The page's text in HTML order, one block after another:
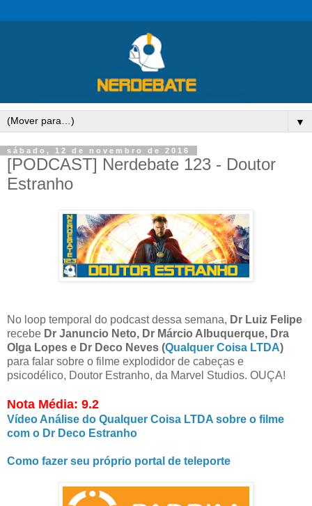
▼
sábado, 12 de novembro de 2016
[PODCAST] Nerdebate 123 - Doutor
Estranho
No loop temporal do podcast dessa semana, Dr Luiz Felipe
recebe Dr Januncio Neto, Dr Márcio Albuquerque, Dra
Olga Lopes e Dr Deco Neves (Qualquer Coisa LTDA)
para falar sobre o filme explodidor de cabeças e
psicodélico, Doutor Estranho, da Marvel Studios. OUÇA!
Nota Média: 9.2
Vídeo Análise do Qualquer Coisa LTDA sobre o filme
com o Dr Deco Estranho
Como fazer seu próprio portal de teleporte